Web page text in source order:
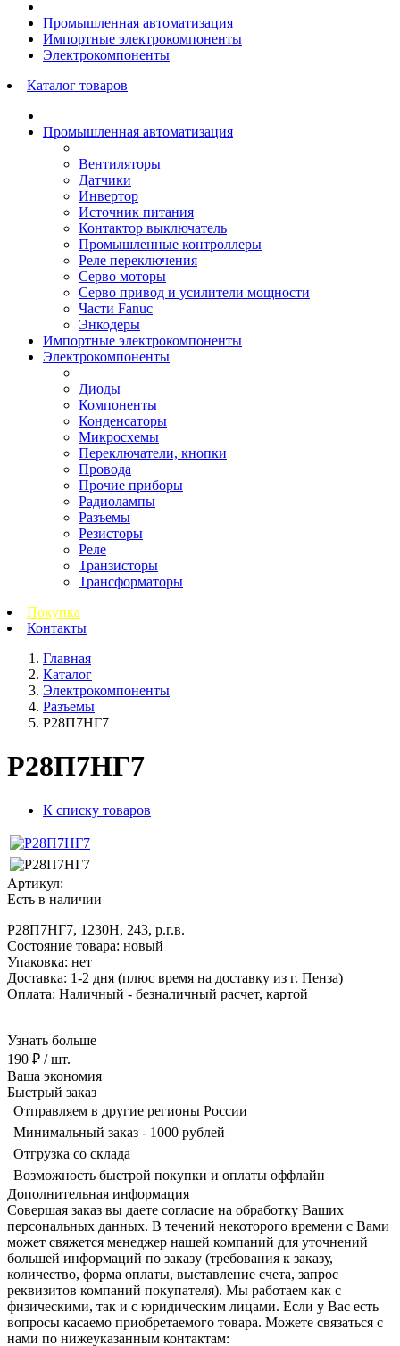
Промышленная автоматизация
Импортные электрокомпоненты
Электрокомпоненты
Каталог товаров
Промышленная автоматизация
Вентиляторы
Датчики
Инвертор
Источник питания
Контактор выключатель
Промышленные контроллеры
Реле переключения
Серво моторы
Серво привод и усилители мощности
Части Fanuc
Энкодеры
Импортные электрокомпоненты
Электрокомпоненты
Диоды
Компоненты
Конденсаторы
Микросхемы
Переключатели, кнопки
Провода
Прочие приборы
Радиолампы
Разъемы
Резисторы
Реле
Транзисторы
Трансформаторы
Покупка
Контакты
Главная
Каталог
Электрокомпоненты
Разъемы
Р28П7НГ7
Р28П7НГ7
К списку товаров
Артикул:
Есть в наличии
Р28П7НГ7, 1230Н, 243, р.г.в.
Состояние товара: новый
Упаковка: нет
Доставка: 1-2 дня (плюс время на доставку из г. Пенза)
Оплата: Наличный - безналичный расчет, картой
Узнать больше
190 ₽ / шт.
Ваша экономия
Быстрый заказ
Отправляем в другие регионы России
Минимальный заказ - 1000 рублей
Отгрузка со склада
Возможность быстрой покупки и оплаты оффлайн
Дополнительная информация
Совершая заказ вы даете согласие на обработку Ваших
персональных данных. В течений некоторого времени с Вами
может свяжется менеджер нашей компаний для уточнений
большей информаций по заказу (требования к заказу,
количество, форма оплаты, выставление счета, запрос
реквизитов компаний покупателя). Мы работаем как с
физическими, так и с юридическим лицами. Если у Вас есть
вопросы касаемо приобретаемого товара. Можете связаться с
нами по нижеуказанным контактам: